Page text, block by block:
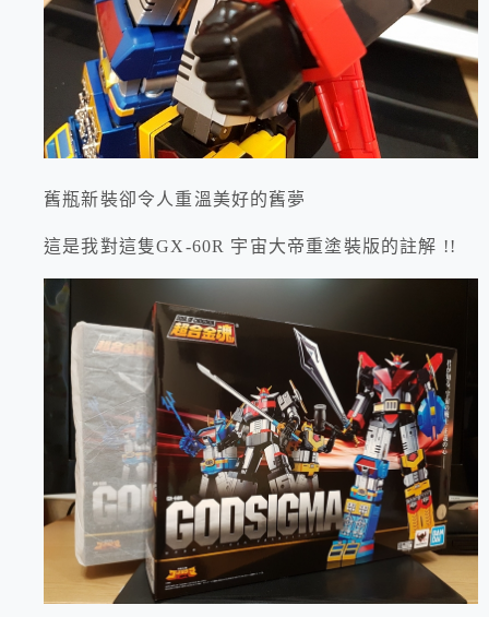
舊瓶新裝卻令人重溫美好的舊夢
這是我對這隻GX-60R 宇宙大帝重塗裝版的註解 !!